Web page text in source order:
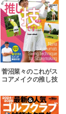
菅沼菜々のこれがス
コアメイクの推し技